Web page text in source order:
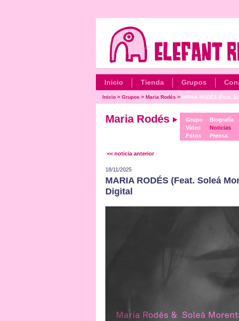
Inicio Tienda Grupos
Inicio> Grupos > Maria Rodés > MARIA RODÉS (Feat.
Maria Rodés
Grupo
Vídeo
Fotos
Biografía
Noticias
Prensa
<< noticia anterior
18/11/2025
MARIA RODÉS (Feat. Soleá
Digital